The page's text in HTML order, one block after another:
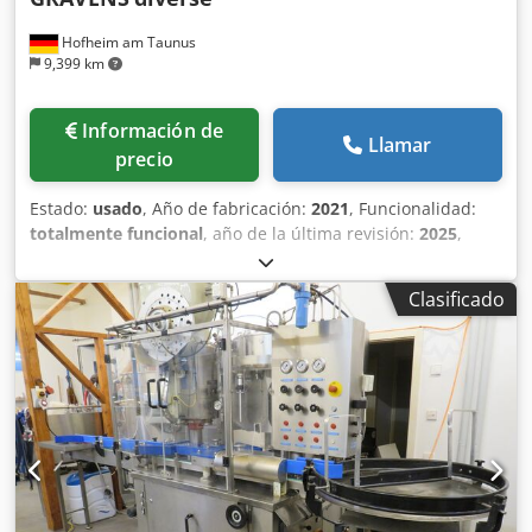
Hofheim am Taunus
9,399 km
Información de
precio
Llamar
Estado: usado, Año de fabricación: 2021, Funcionalidad:
totalmente funcional, año de la última revisión: 2025,
documentación / manual
ofrece una línea completa de llenado, cierre, etiquetado y
precintado industrial utilizada para el procesamiento
automatizado de latas cilíndricas, que incluye el sistema
de suministro de aire comprimido. La línea está
técnicamente coordinada, se ha utilizado en operación
real y es ideal para un inicio de producción a corto plazo.
Ámbito de aplicación: - Latas cilíndricas de PET, formato de
referencia 75 ml - 400 ml. - Adecuada para tabaco, tabaco
para shisha, productos alimenticios, cosméticos y otros
productos no alimentarios. - Capacidad multiformato
Clasificado